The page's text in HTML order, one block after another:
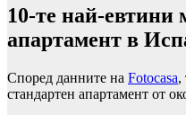
10-те най-евтини
апартамент в
Според данните на Fotocasa,
стандартен апартамент от